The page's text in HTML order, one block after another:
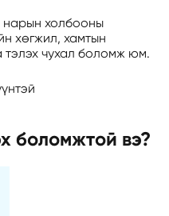
нарын холбооны
хөгжил, хамтын
чухал боломж юм.
боломжтой вэ?